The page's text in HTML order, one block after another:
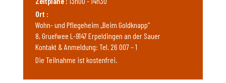
Ort :
Wohn- und Pflegeheim „Beim Goldknapp“
8, Gruefwee L-9147 Erpeldingen an der Sauer
Kontakt & Anmeldung: Tel. 26 007 – 1
Die Teilnahme ist kostenfrei.